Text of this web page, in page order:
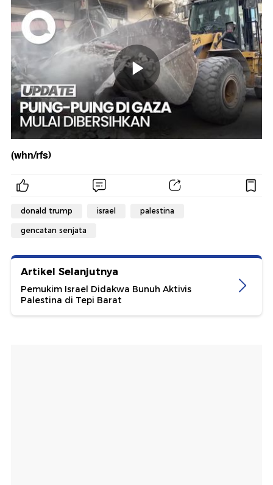
(whn/rfs)
donald trump israel palestina
gencatan senjata
Artikel Selanjutnya
Pemukim Israel Didakwa Bunuh Aktivis
Palestina di Tepi Barat